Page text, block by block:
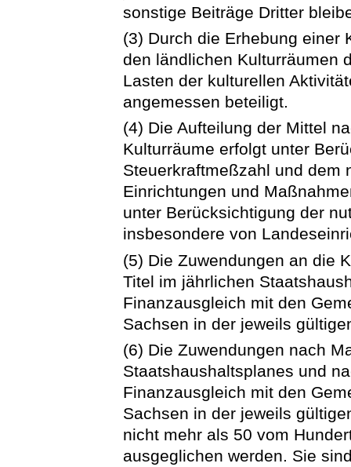
sonstige Beiträge Dritter
(3) Durch die Erhebung einer
den ländlichen Kulturräumen
Lasten der kulturellen
angemessen beteiligt.
(4) Die Aufteilung der Mittel
Kulturräume erfolgt unter
Steuerkraftmeßzahl und dem
Einrichtungen und
unter Berücksichtigung der
insbesondere von
(5) Die Zuwendungen an die
Titel im jährlichen
Finanzausgleich mit den
Sachsen in der jeweils
(6) Die Zuwendungen nach
Staatshaushaltsplanes und
Finanzausgleich mit den
Sachsen in der jeweils
nicht mehr als 50 vom
ausgeglichen werden. Sie